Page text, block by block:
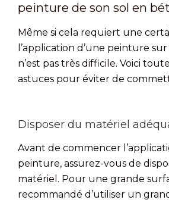
peinture de son sol en
Même si cela requiert une
l’application d’une peinture
n’est pas très difficile. Voici
astuces pour éviter de
Disposer du matériel
Avant de commencer
peinture, assurez-vous de
matériel. Pour une grande
recommandé d’utiliser un